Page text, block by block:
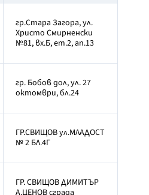
гр.Стара Загора, ул.
Христо Смирненски
№81, вх.Б, ет.2, ап.13
гр. Бобов дол, ул. 27
октомври, бл.24
ГР.СВИЩОВ ул.МЛАДОСТ
№ 2 БЛ.4Г
ГР. СВИЩОВ ДИМИТЪР
А.ЦЕНОВ сграда